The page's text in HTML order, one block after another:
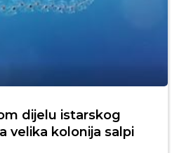
dijelu istarskog
velika kolonija salpi